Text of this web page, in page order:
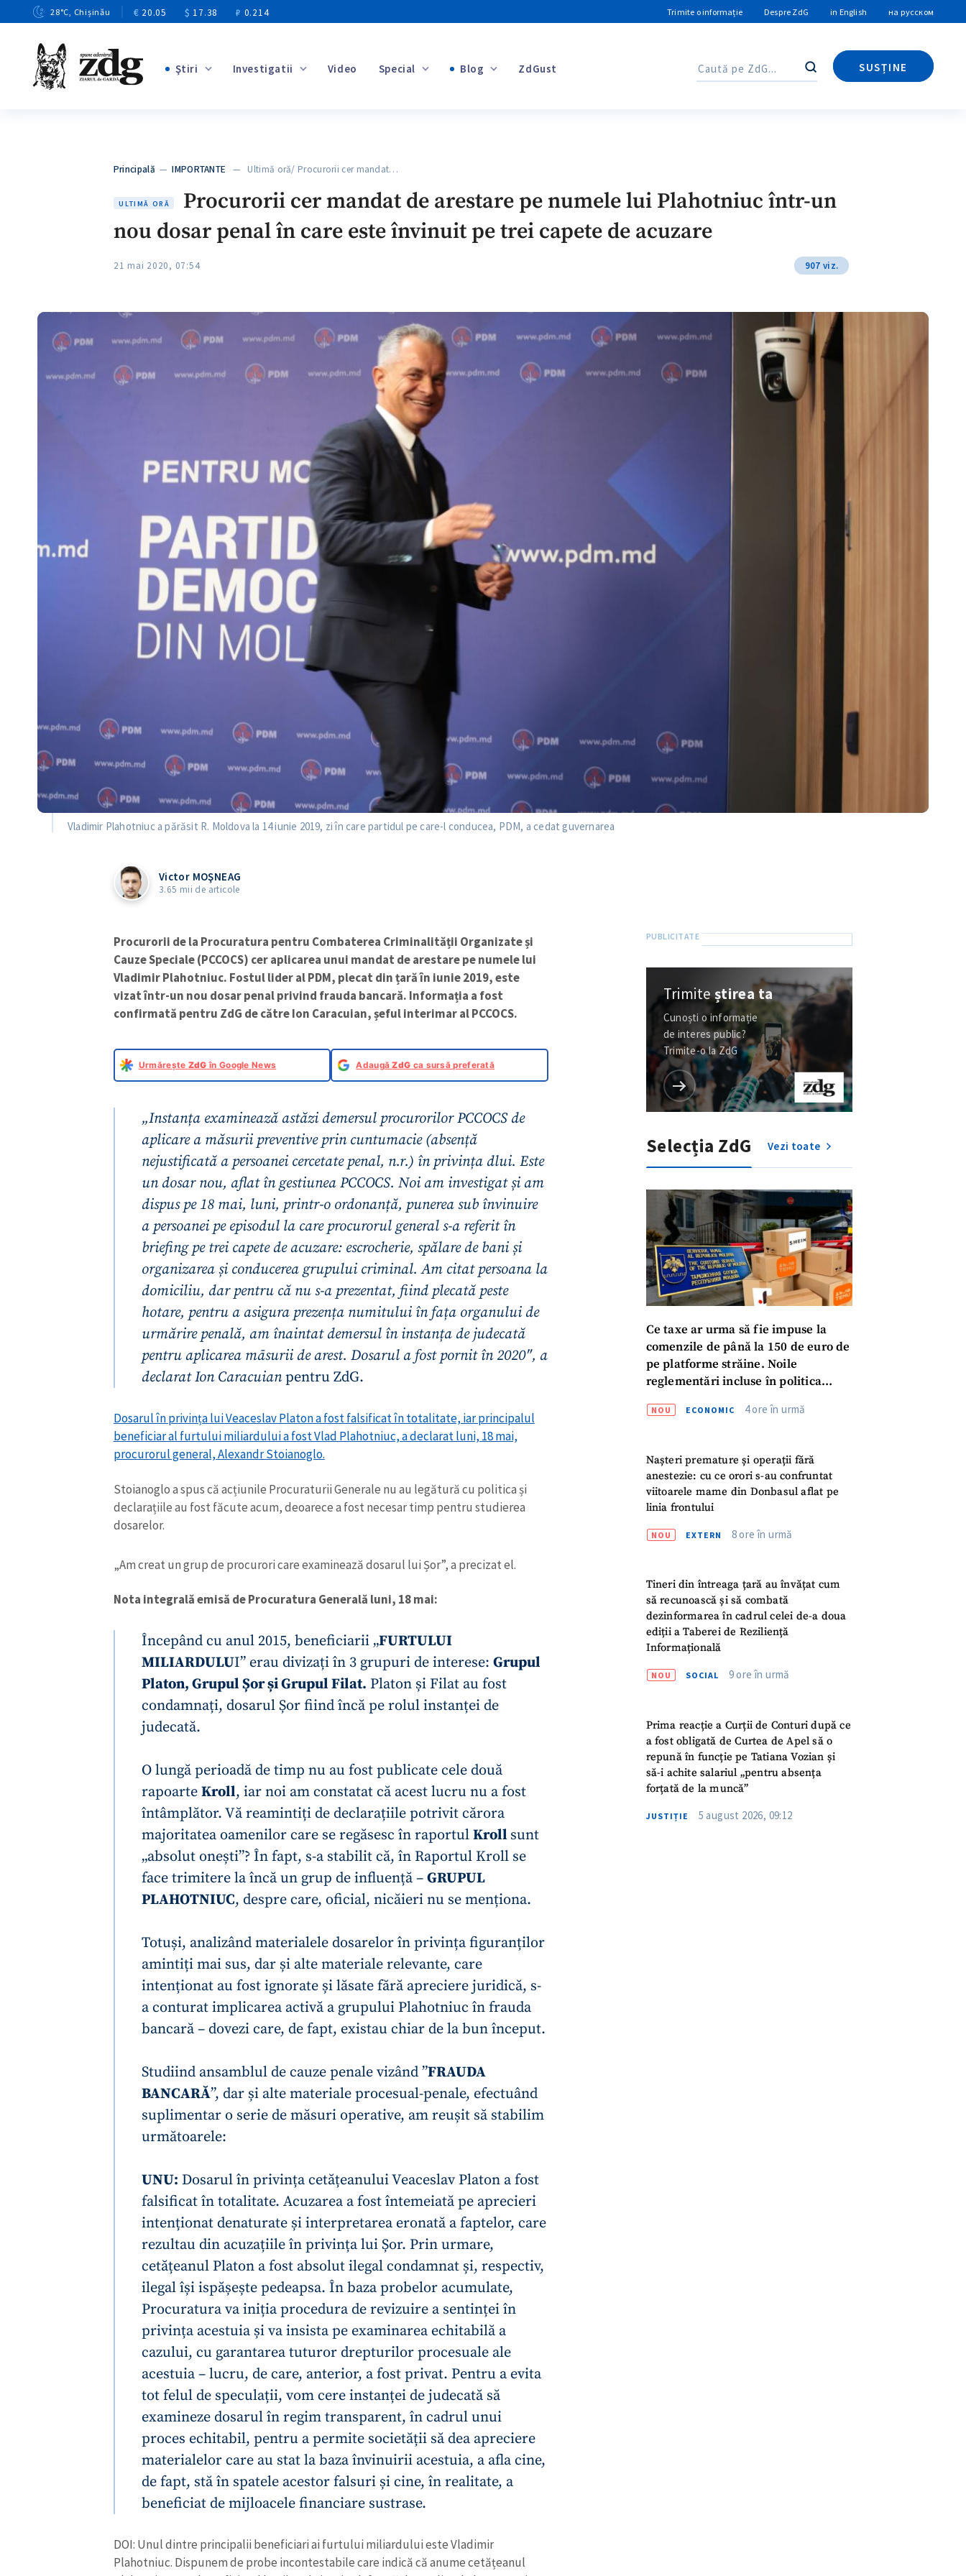
28°C, Chișinău € 20.05 $ 17.38 ₽ 0.214 Trimite o informație Despre ZdG in English на русском
Ştiri Investigatii Video Special Blog ZdGust Caută
SUSȚINE
Caută
Principală —IMPORTANTE — Ultimă oră/ Procurorii cer mandat…
ULTIMĂ ORĂ
Procurorii cer mandat de arestare pe numele lui Plahotniuc într-un
nou dosar penal în care este învinuit pe trei capete de acuzare
21 mai 2020, 07:54 907 viz.
Vladimir Plahotniuc a părăsit R. Moldova la 14 iunie 2019, zi în care partidul pe care-l conducea, PDM, a cedat guvernarea
Victor MOŞNEAG
3.65 mii de articole
Procurorii de la Procuratura pentru Combaterea Criminalității Organizate și
Cauze Speciale (PCCOCS) cer aplicarea unui mandat de arestare pe numele lui
Vladimir Plahotniuc. Fostul lider al PDM, plecat din țară în iunie 2019, este
vizat într-un nou dosar penal privind frauda bancară. Informația a fost
confirmată pentru ZdG de către Ion Caracuian, șeful interimar al PCCOCS.
Urmărește ZdG în Google News AdaugăZdG ca sursă preferată
„Instanța examinează astăzi demersul procurorilor PCCOCS de
aplicare a măsurii preventive prin cuntumacie (absență
nejustificată a persoanei cercetate penal, n.r.) în privința dlui. Este
un dosar nou, aflat în gestiunea PCCOCS. Noi am investigat și am
dispus pe 18 mai, luni, printr-o ordonanță, punerea sub învinuire
a persoanei pe episodul la care procurorul general s-a referit în
briefing pe trei capete de acuzare: escrocherie, spălare de bani și
organizarea și conducerea grupului criminal. Am citat persoana la
domiciliu, dar pentru că nu s-a prezentat, fiind plecată peste
hotare, pentru a asigura prezența numitului în fața organului de
urmărire penală, am înaintat demersul în instanța de judecată
pentru aplicarea māsurii de arest. Dosarul a fost pornit în 2020″, a
declarat Ion Caracuianpentru ZdG.
Dosarul în privința lui Veaceslav Platon a fost falsificat în totalitate, iar principalul
beneficiar al furtului miliardului a fost Vlad Plahotniuc, a declarat luni, 18 mai,
procurorul general, Alexandr Stoianoglo.
Stoianoglo a spus că acțiunile Procuraturii Generale nu au legătură cu politica și
declarațiile au fost făcute acum, deoarece a fost necesar timp pentru studierea
dosarelor.
„Am creat un grup de procurori care examinează dosarul lui Șor”, a precizat el.
Nota integrală emisă de Procuratura Generală luni, 18 mai:
Începând cu anul 2015, beneficiarii „FURTULUI
MILIARDULUI” erau divizați în 3 grupuri de interese:Grupul
Platon, Grupul Șor și Grupul Filat. Platon și Filat au fost
condamnați, dosarul Șor fiind încă pe rolul instanței de
judecată.
O lungă perioadă de timp nu au fost publicate cele două
rapoarteKroll, iar noi am constatat că acest lucru nu a fost
întâmplător. Vă reamintiți de declarațiile potrivit cărora
majoritatea oamenilor care se regăsesc în raportulKroll sunt
„absolut onești”? În fapt, s-a stabilit că, în Raportul Kroll se
face trimitere la încă un grup de influență –GRUPUL
PLAHOTNIUC, despre care, oficial, nicăieri nu se menționa.
Totuși, analizând materialele dosarelor în privința figuranților
amintiți mai sus, dar și alte materiale relevante, care
intenționat au fost ignorate și lăsate fără apreciere juridică, s-
a conturat implicarea activă a grupului Plahotniuc în frauda
bancară – dovezi care, de fapt, existau chiar de la bun început.
Studiind ansamblul de cauze penale vizând ”FRAUDA
BANCARĂ”, dar și alte materiale procesual-penale, efectuând
suplimentar o serie de măsuri operative, am reușit să stabilim
următoarele:
UNU: Dosarul în privința cetățeanului Veaceslav Platon a fost
falsificat în totalitate. Acuzarea a fost întemeiată pe aprecieri
intenționat denaturate și interpretarea eronată a faptelor, care
rezultau din acuzațiile în privința lui Șor. Prin urmare,
cetățeanul Platon a fost absolut ilegal condamnat și, respectiv,
ilegal își ispășește pedeapsa. În baza probelor acumulate,
Procuratura va iniția procedura de revizuire a sentinței în
privința acestuia și va insista pe examinarea echitabilă a
cazului, cu garantarea tuturor drepturilor procesuale ale
acestuia – lucru, de care, anterior, a fost privat. Pentru a evita
tot felul de speculații, vom cere instanței de judecată să
examineze dosarul în regim transparent, în cadrul unui
proces echitabil, pentru a permite societății să dea apreciere
materialelor care au stat la baza învinuirii acestuia, a afla cine,
de fapt, stă în spatele acestor falsuri și cine, în realitate, a
beneficiat de mijloacele financiare sustrase.
DOI: Unul dintre principalii beneficiari ai furtului miliardului este Vladimir
Plahotniuc. Dispunem de probe incontestabile care indică că anume cetățeanul
Trimiteștirea ta
Cunoști o informație
de interes public?
Trimite-o la ZdG
Selecția ZdG Vezi toate
Ce taxe ar urma să fie impuse la
comenzile de până la 150 de euro de
pe platforme străine. Noile
reglementări incluse în politica
NOU ECONOMIC 4 ore în urmă
Nașteri premature și operații fără
anestezie: cu ce orori s-au confruntat
viitoarele mame din Donbasul aflat pe
linia frontului
NOU EXTERN 8 ore în urmă
Tineri din întreaga țară au învățat cum
să recunoască și să combată
dezinformarea în cadrul celei de-a doua
ediții a Taberei de Reziliență
Informațională
NOU SOCIAL 9 ore în urmă
Prima reacție a Curții de Conturi după ce
a fost obligată de Curtea de Apel să o
repună în funcție pe Tatiana Vozian și
să-i achite salariul „pentru absența
forțată de la muncă”
JUSTIȚIE 5 august 2026, 09:12
ȘTIREA MEA
Mesajul știrei
+ Emailul meu
+ Telefon personal
TRIMITE ȘTIREA